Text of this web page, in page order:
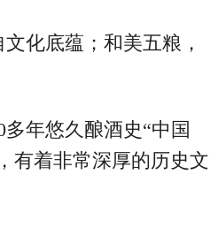
化底蕴；和美五粮，
年悠久酿酒史“中国
有着非常深厚的历史文